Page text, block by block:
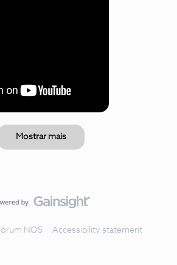
Mostrar mais
NOS Accessibility statement